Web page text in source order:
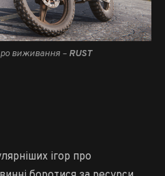
виживання – RUST
ігор про